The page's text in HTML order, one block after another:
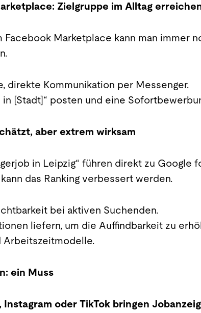
Zielgruppe im Alltag
Facebook Marketplace kann man immer
direkte Kommunikation per Messenger.
in [Stadt]“ posten und eine
aber extrem wirksam
in Leipzig“ führen direkt zu Google
das Ranking verbessert werden.
bei aktiven Suchenden.
liefern, um die Auffindbarkeit zu
Arbeitszeitmodelle.
ein Muss
Instagram oder TikTok bringen